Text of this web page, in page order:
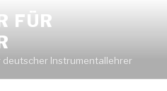
FÜR
deutscher Instrumentallehrer